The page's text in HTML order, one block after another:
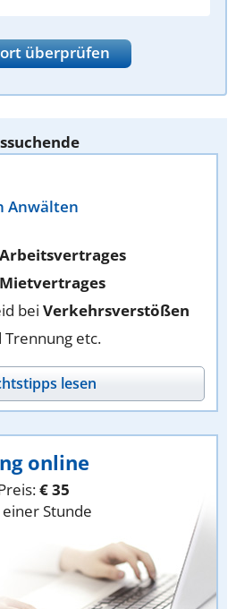
überprüfen
Anwälten
Arbeitsvertrages
Mietvertrages
bei Verkehrsverstößen
Trennung etc.
lesen
online
€ 35
Stunde